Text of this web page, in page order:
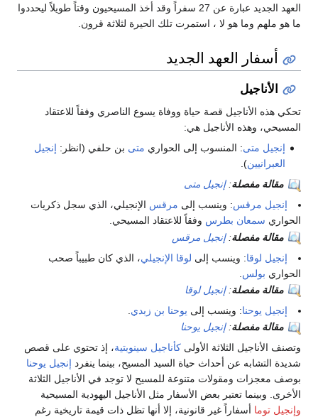
العهد الجديد عبارة عن 27 سفراً وقد أخذ المسيحيون وقتاً طويلاً ليحددوا
ما هو ملهم وما هو لا ، استمرت تلك الحيرة لثلاثة قرون.
أسفار العهد الجديد
الأناجيل
تحكي هذه الأناجيل قصة حياة ووفاة يسوع الناصري وفقاً للاعتقاد
المسيحي، وهذه الأناجيل هي:
إنجيل متى: المنسوب إلى الحواري متى بن حلفي (انظر: إنجيل
العبرانيين).
مقالة مفصلة:إنجيل متى
إنجيل مرقس: وينسب إلى مرقس الإنجيلي، الذي سجل ذكريات
الحواري سمعان بطرس وفقاً للاعتقاد المسيحي.
مقالة مفصلة:إنجيل مرقس
إنجيل لوقا: وينسب إلى لوقا الإنجيلي، الذي كان طبيباً صحب
الحواري بولس
مقالة مفصلة:إنجيل لوقا
إنجيل يوحنا: وينسب إلى يوحنا بن زبدي
مقالة مفصلة:إنجيل يوحنا
وتصنف الأناجيل الثلاثة الأولى كأناجيل سينوبتية، إذ تحتوي على قصص
شديدة التشابه عن أحداث حياة السيد المسيح، بينما ينفرد إنجيل يوحنا
بوصف معجزات ومقولات متنوعة للمسيح لا توجد في الأناجيل الثلاثة
الأخرى. وبينما تعتبر بعض الأسفار مثل الأناجيل اليهودية المسيحية
وإنجيل توما أسفاراً غير قانونية، إلا أنها تظل ذات قيمة تاريخية رغم